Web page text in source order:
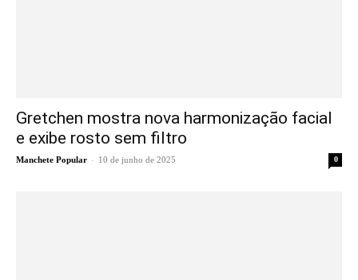
Gretchen mostra nova harmonização facial
e exibe rosto sem filtro
Manchete Popular - 10 de junho de 2025 0